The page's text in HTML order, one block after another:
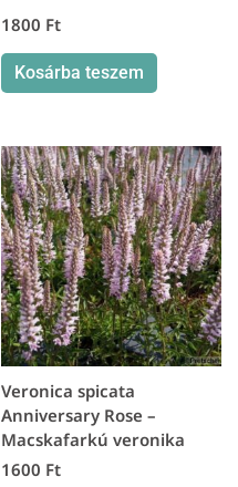
1800 Ft
Kosárba teszem
Veronica spicata
Anniversary Rose –
Macskafarkú veronika
1600 Ft